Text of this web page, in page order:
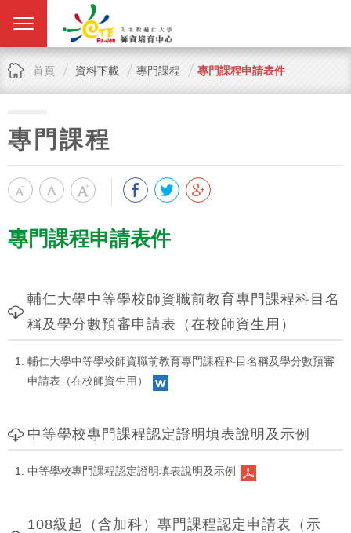
首頁 資料下載 專門課程 專門課程申請表件
專門課程
專門課程申請表件
輔仁大學中等學校師資職前教育專門課程科目名
稱及學分數預審申請表（在校師資生用）
輔仁大學中等學校師資職前教育專門課程科目名稱及學分數預審
申請表（在校師資生用）
中等學校專門課程認定證明填表說明及示例
中等學校專門課程認定證明填表說明及示例
108級起（含加科）專門課程認定申請表（示